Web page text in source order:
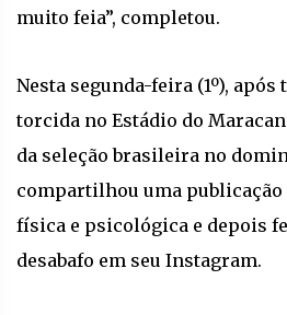
muito feia”, completou.
Nesta segunda-feira (1º),
torcida no Estádio do
da seleção brasileira no
compartilhou uma
física e psicológica e depois
desabafo em seu Instagram.